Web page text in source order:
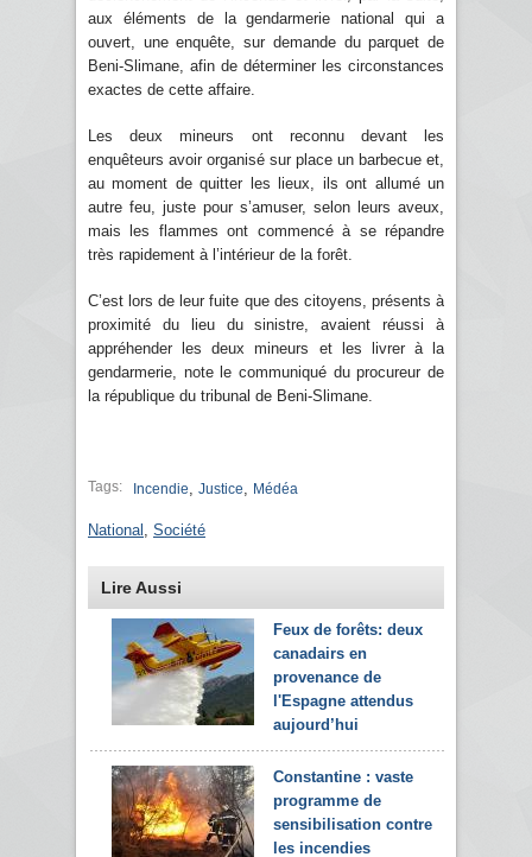
aux éléments de la gendarmerie national qui a
ouvert, une enquête, sur demande du parquet de
Beni-Slimane, afin de déterminer les circonstances
exactes de cette affaire.
Les deux mineurs ont reconnu devant les
enquêteurs avoir organisé sur place un barbecue et,
au moment de quitter les lieux, ils ont allumé un
autre feu, juste pour s’amuser, selon leurs aveux,
mais les flammes ont commencé à se répandre
très rapidement à l’intérieur de la forêt.
C’est lors de leur fuite que des citoyens, présents à
proximité du lieu du sinistre, avaient réussi à
appréhender les deux mineurs et les livrer à la
gendarmerie, note le communiqué du procureur de
la république du tribunal de Beni-Slimane.
Tags: Incendie Justice Médéa
National Société
Lire Aussi
Feux de forêts: deux
canadairs en
provenance de
l'Espagne attendus
aujourd’hui
Constantine : vaste
programme de
sensibilisation contre
les incendies